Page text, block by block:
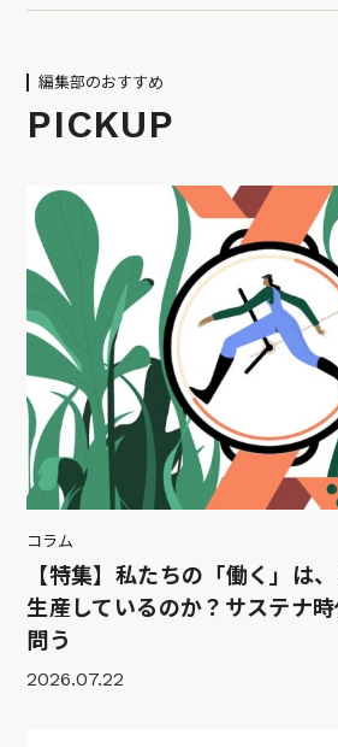
編集部のおすすめ
PICKUP
コラム
【特集】私たちの「働く」は
生産しているのか？サステナ
問う
2026.07.22